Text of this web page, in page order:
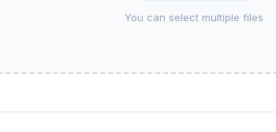
You can select multiple files